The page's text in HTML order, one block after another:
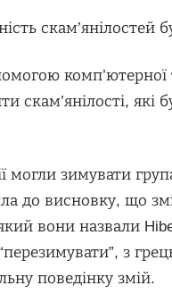
скам’янілостей
комп’ютерної
скам’янілості, які
зимувати
до висновку, що
вони назвали
з
поведінку змій.